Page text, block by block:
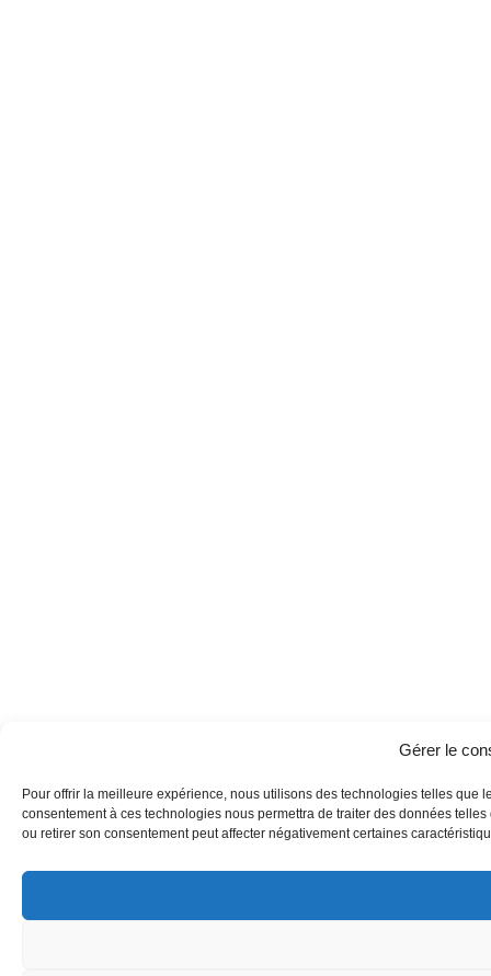
Gérer le
Pour offrir la meilleure expérience, nous utilisons des technologies telles
consentement à ces technologies nous permettra de traiter des données
ou retirer son consentement peut affecter négativement certaines